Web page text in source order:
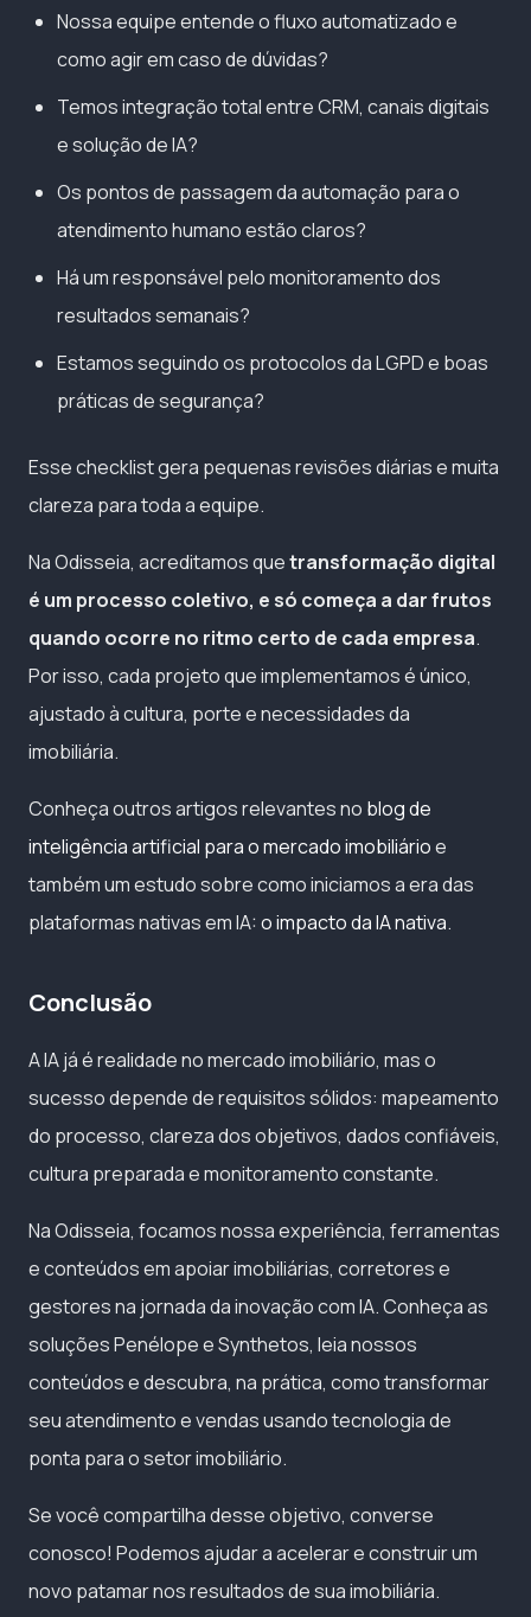
Nossa equipe entende o fluxo automatizado e
como agir em caso de dúvidas?
Temos integração total entre CRM, canais digitais
e solução de IA?
Os pontos de passagem da automação para o
atendimento humano estão claros?
Há um responsável pelo monitoramento dos
resultados semanais?
Estamos seguindo os protocolos da LGPD e boas
práticas de segurança?
Esse checklist gera pequenas revisões diárias e muita
clareza para toda a equipe.
Na Odisseia, acreditamos quetransformação digital
é um processo coletivo, e só começa a dar frutos
quando ocorre no ritmo certo de cada empresa.
Por isso, cada projeto que implementamos é único,
ajustado à cultura, porte e necessidades da
imobiliária.
Conheça outros artigos relevantes no blog de
inteligência artificial para o mercado imobiliárioe
também um estudo sobre como iniciamos a era das
plataformas nativas em IA:o impacto da IA nativa.
Conclusão
A IA já é realidade no mercado imobiliário, mas o
sucesso depende de requisitos sólidos: mapeamento
do processo, clareza dos objetivos, dados confiáveis,
cultura preparada e monitoramento constante.
Na Odisseia, focamos nossa experiência, ferramentas
e conteúdos em apoiar imobiliárias, corretores e
gestores na jornada da inovação com IA. Conheça as
soluções Penélope e Synthetos, leia nossos
conteúdos e descubra, na prática, como transformar
seu atendimento e vendas usando tecnologia de
ponta para o setor imobiliário.
Se você compartilha desse objetivo, converse
conosco! Podemos ajudar a acelerar e construir um
novo patamar nos resultados de sua imobiliária.